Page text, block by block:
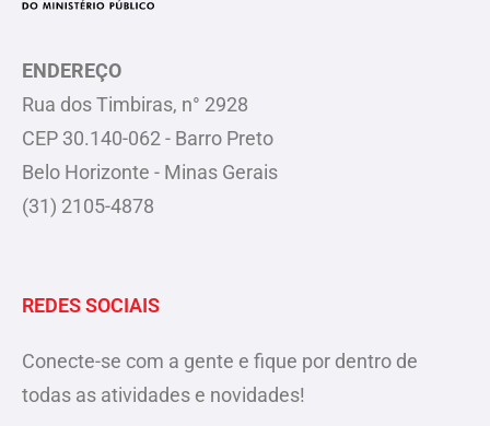
ENDEREÇO
Rua dos Timbiras, n° 2928
CEP 30.140-062 - Barro Preto
Belo Horizonte - Minas Gerais
(31) 2105-4878
REDES SOCIAIS
Conecte-se com a gente e fique por dentro de
todas as atividades e novidades!